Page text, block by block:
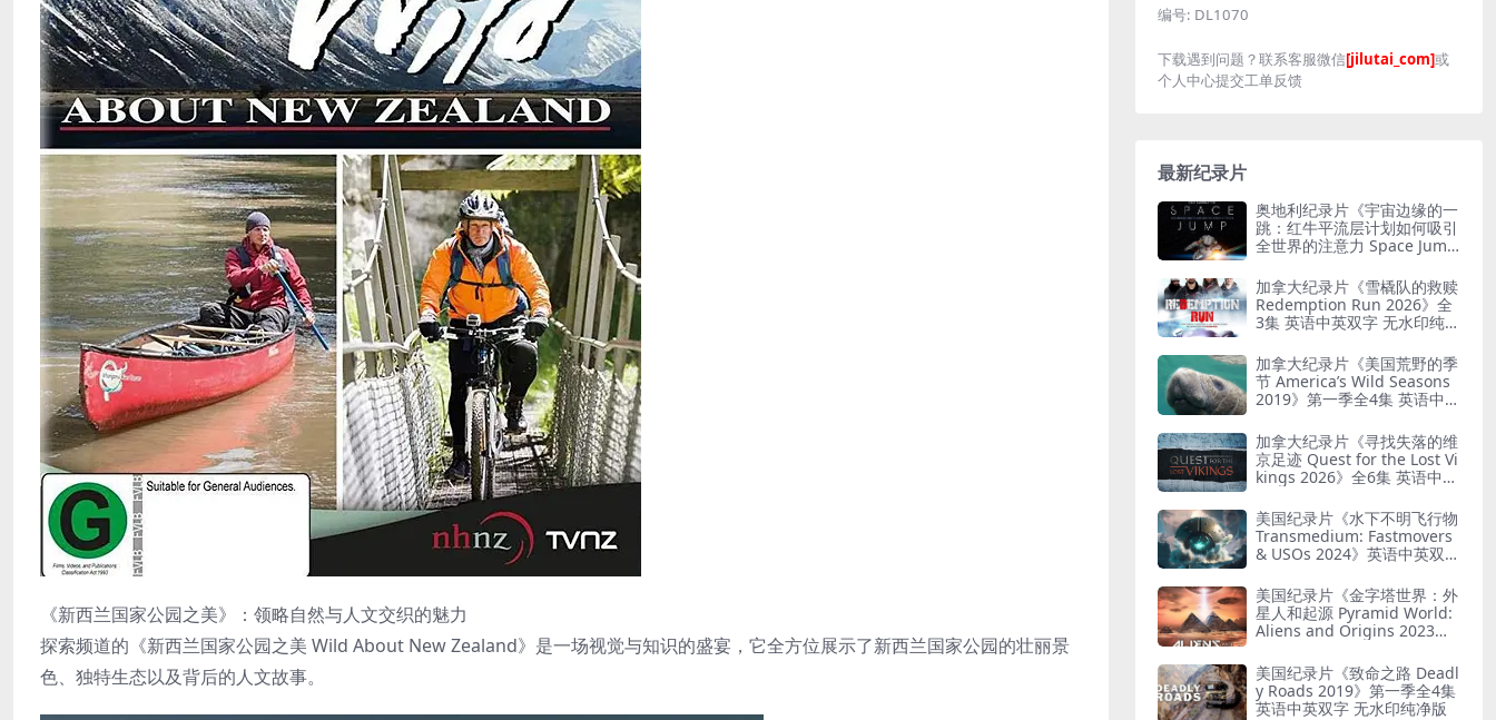
《新西兰国家公园之美》：领略自然与人文交织的魅力
探索频道的《新西兰国家公园之美 Wild About New Zealand》是一场视觉与知识的盛宴，它全方位展示了新西兰国家公园的壮丽景
色、独特生态以及背后的人文故事。
编号: DL1070
下载遇到问题？联系客服微信[jilutai_com]或
个人中心提交工单反馈
最新纪录片
奥地利纪录片《宇宙边缘的一
跳：红牛平流层计划如何吸引
全世界的注意力 Space Jum
ptured the World’s Attentio
n 2022》英语无字 无水印纯
净版 红牛平流层计划
加拿大纪录片《雪橇队的救赎
Redemption Run 2026》全
3集 英语中英双字 无水印纯净
加拿大纪录片《美国荒野的季
节 America’s Wild Seasons
2019》第一季全4集 英语中英
四季
加拿大纪录片《寻找失落的维
京足迹 Quest for the Lost Vi
kings 2026》全6集 英语中英
美国纪录片《水下不明飞行物
Transmedium: Fastmovers
& USOs 2024》英语中英双字
物
美国纪录片《金字塔世界：外
星人和起源 Pyramid World:
Aliens and Origins 2023》
金字塔与外星人
美国纪录片《致命之路 Deadl
y Roads 2019》第一季全4集
英语中英双字 无水印纯净版